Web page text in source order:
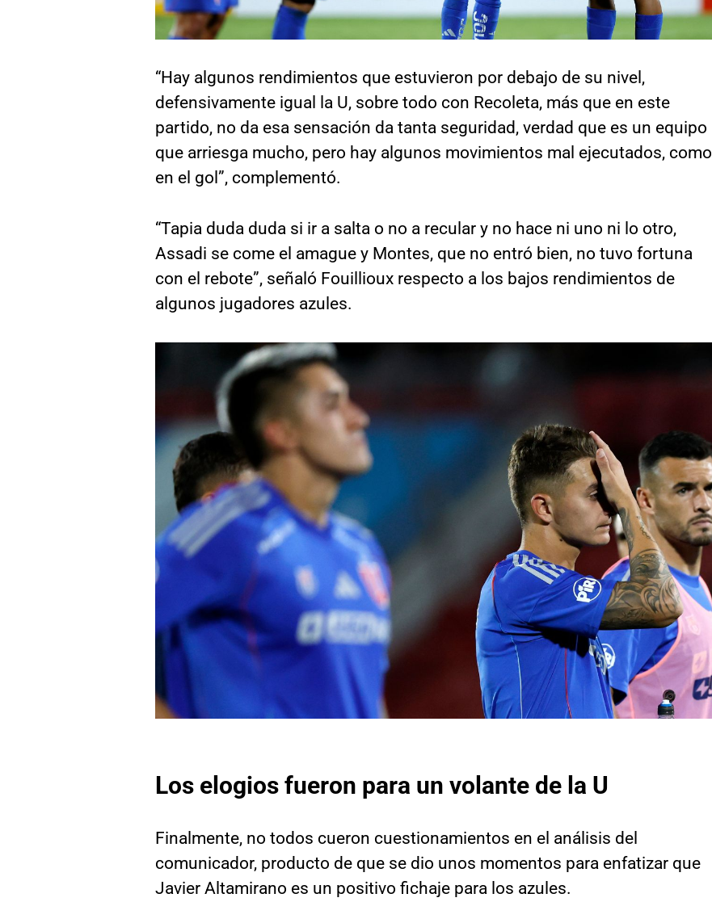
“Hay algunos rendimientos que estuvieron por debajo de su nivel,
defensivamente igual la U, sobre todo con Recoleta, más que en este
partido, no da esa sensación da tanta seguridad, verdad que es un equipo
que arriesga mucho, pero hay algunos movimientos mal ejecutados, como
en el gol”, complementó.
“Tapia duda duda si ir a salta o no a recular y no hace ni uno ni lo otro,
Assadi se come el amague y Montes, que no entró bien, no tuvo fortuna
con el rebote”, señaló Fouillioux respecto a los bajos rendimientos de
algunos jugadores azules.
Los elogios fueron para un volante de la U
Finalmente, no todos cueron cuestionamientos en el análisis del
comunicador, producto de que se dio unos momentos para enfatizar que
Javier Altamirano es un positivo fichaje para los azules.